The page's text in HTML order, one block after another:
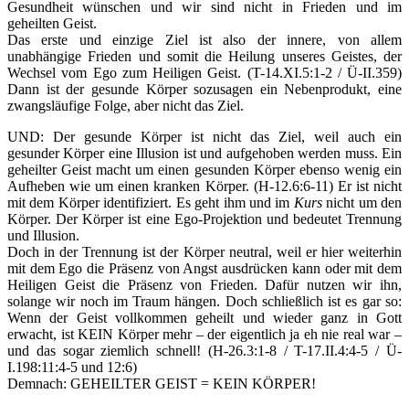
Gesundheit wünschen und wir sind nicht in Frieden und im
geheilten Geist.
Das erste und einzige Ziel ist also der innere, von allem
unabhängige Frieden und somit die Heilung unseres Geistes, der
Wechsel vom Ego zum Heiligen Geist. (T-14.XI.5:1-2 / Ü-II.359)
Dann ist der gesunde Körper sozusagen ein Nebenprodukt, eine
zwangsläufige Folge, aber nicht das Ziel.
UND: Der gesunde Körper ist nicht das Ziel, weil auch ein
gesunder Körper eine Illusion ist und aufgehoben werden muss. Ein
geheilter Geist macht um einen gesunden Körper ebenso wenig ein
Aufheben wie um einen kranken Körper. (H-12.6:6-11) Er ist nicht
mit dem Körper identifiziert. Es geht ihm und im Kursnicht um den
Körper. Der Körper ist eine Ego-Projektion und bedeutet Trennung
und Illusion.
Doch in der Trennung ist der Körper neutral, weil er hier weiterhin
mit dem Ego die Präsenz von Angst ausdrücken kann oder mit dem
Heiligen Geist die Präsenz von Frieden. Dafür nutzen wir ihn,
solange wir noch im Traum hängen. Doch schließlich ist es gar so:
Wenn der Geist vollkommen geheilt und wieder ganz in Gott
erwacht, ist KEIN Körper mehr – der eigentlich ja eh nie real war –
und das sogar ziemlich schnell! (H-26.3:1-8 / T-17.II.4:4-5 / Ü-
I.198:11:4-5 und 12:6)
Demnach: GEHEILTER GEIST = KEIN KÖRPER!